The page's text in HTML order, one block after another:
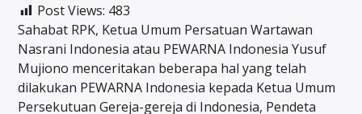
Post Views: 483
Sahabat RPK, Ketua Umum Persatuan Wartawan
Nasrani Indonesia atau PEWARNA Indonesia Yusuf
Mujiono menceritakan beberapa hal yang telah
dilakukan PEWARNA Indonesia kepada Ketua Umum
Persekutuan Gereja-gereja di Indonesia, Pendeta